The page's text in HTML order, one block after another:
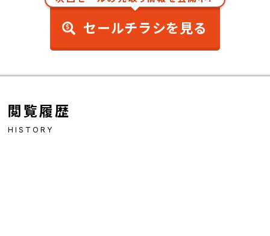
セールチラシを見る
閲覧履歴
HISTORY